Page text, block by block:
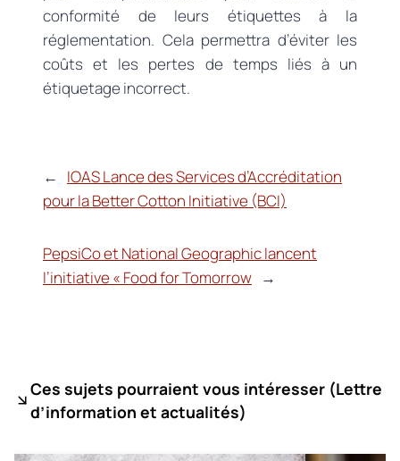
conformité de leurs étiquettes à la
réglementation. Cela permettra d’éviter les
coûts et les pertes de temps liés à un
étiquetage incorrect.
←
IOAS Lance des Services d’Accréditation
pour la Better Cotton Initiative (BCI)
PepsiCo et National Geographic lancent
l’initiative « Food for Tomorrow →
Ces sujets pourraient vous intéresser (Lettre
d’information et actualités)